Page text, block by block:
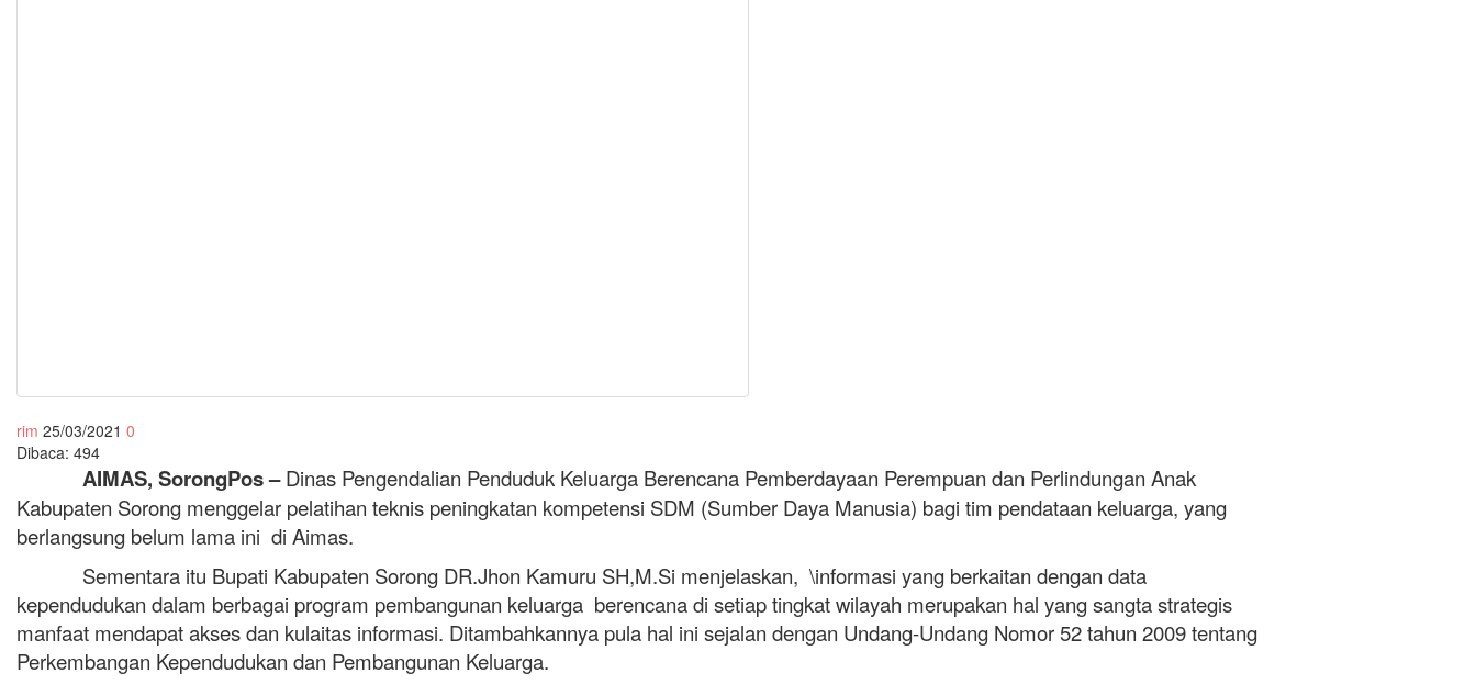
rim 25/03/2021 0
Dibaca: 494
AIMAS, SorongPos–Dinas Pengendalian Penduduk Keluarga Berencana Pemberdayaan Perempuan dan Perlindungan Anak
Kabupaten Sorong menggelar pelatihan teknis peningkatan kompetensi SDM (Sumber Daya Manusia) bagi tim pendataan keluarga, yang
berlangsung belum lama ini di Aimas.
Sementara itu Bupati Kabupaten Sorong DR.Jhon Kamuru SH,M.Si menjelaskan, \informasi yang berkaitan dengan data
kependudukan dalam berbagai program pembangunan keluarga berencana di setiap tingkat wilayah merupakan hal yang sangta strategis
manfaat mendapat akses dan kulaitas informasi. Ditambahkannya pula hal ini sejalan dengan Undang-Undang Nomor 52 tahun 2009 tentang
Perkembangan Kependudukan dan Pembangunan Keluarga.